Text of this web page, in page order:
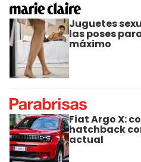
Juguetes
las poses
máximo
Fiat Argo X:
hatchback
actual